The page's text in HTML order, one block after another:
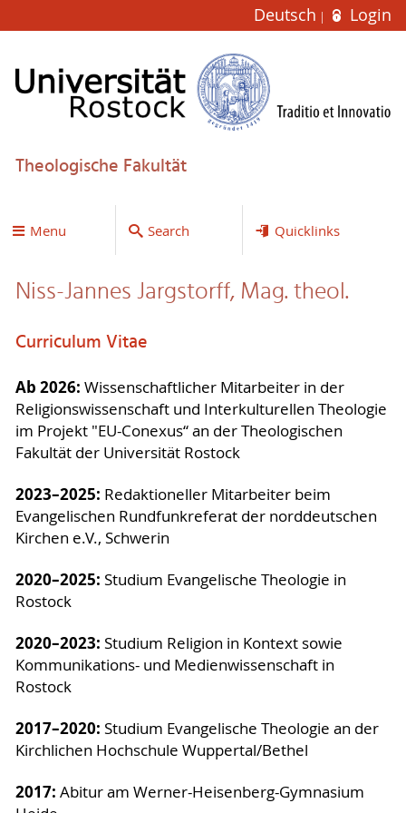
Deutsch Login
Theologische Fakultät
Menu Search Quicklinks
Niss-Jannes Jargstorff, Mag. theol.
Cur­ri­cu­lum Vi­tae
Ab 2026: Wissenschaftlicher Mitarbeiter in der
Religionswissenschaft und Interkulturellen Theologie
im Projekt "EU-Conexus“ an der Theologischen
Fakultät der Universität Rostock
2023–2025: Redaktioneller Mitarbeiter beim
Evangelischen Rundfunkreferat der norddeutschen
Kirchen e.V., Schwerin
2020–2025: Studium Evangelische Theologie in
Rostock
2020–2023: Studium Religion in Kontext sowie
Kommunikations- und Medienwissenschaft in
Rostock
2017–2020: Studium Evangelische Theologie an der
Kirchlichen Hochschule Wuppertal/Bethel
2017: Abitur am Werner-Heisenberg-Gymnasium